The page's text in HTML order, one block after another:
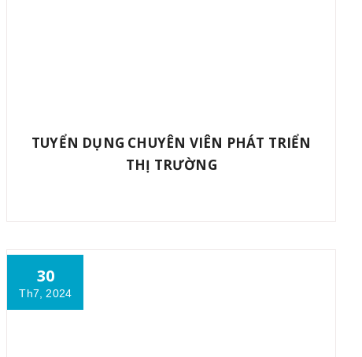
TUYỂN DỤNG CHUYÊN VIÊN PHÁT TRIỂN
THỊ TRƯỜNG
30
Th7, 2024